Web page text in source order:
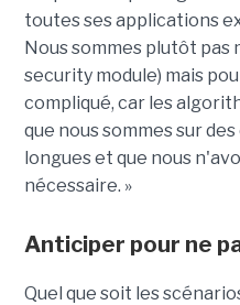
toutes ses applications
Nous sommes plutôt pas
security module) mais
compliqué, car les
que nous sommes sur
longues et que nous
nécessaire. »
Anticiper pour ne
Quel que soit les